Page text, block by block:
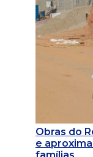
Obras do
e